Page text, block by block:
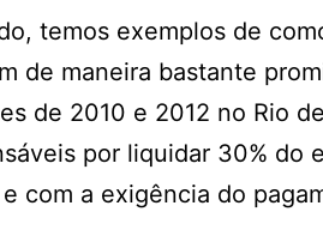
temos exemplos de
de maneira bastante
de 2010 e 2012 no Rio
por liquidar 30% do
com a exigência do